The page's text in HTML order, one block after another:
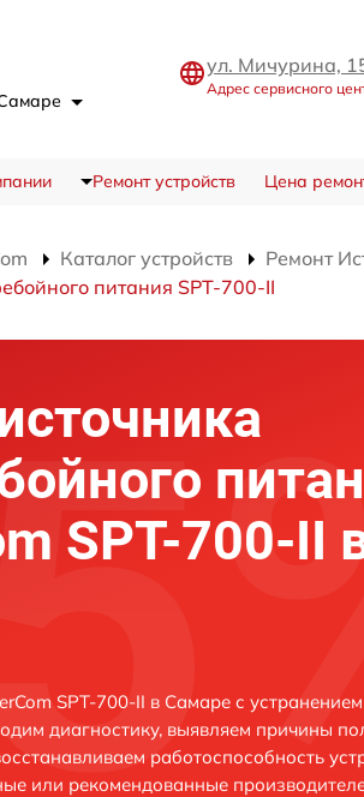
ул. Мичурина,
Адрес сервисного
Ремонт устройств Цена
Каталог устройств
Ремонт
питания SPT-700-II
SPT-700-II
SPT-700-II в Самаре с
диагностику, выявляем причины
работоспособность
или рекомендованные